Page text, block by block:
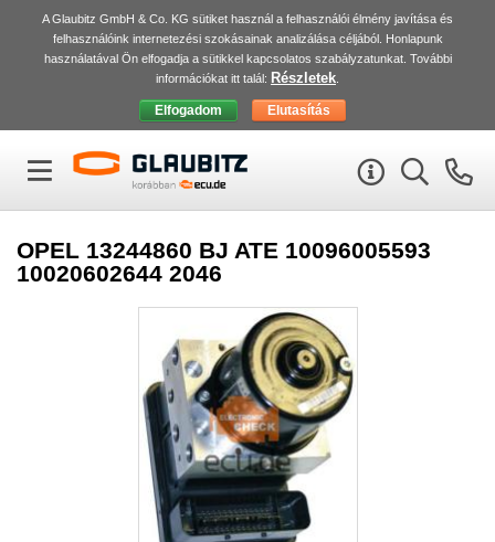
A Glaubitz GmbH & Co. KG sütiket használ a felhasználói élmény javítása és
felhasználóink internetezési szokásainak analizálása céljából. Honlapunk
használatával Ön elfogadja a sütikkel kapcsolatos szabályzatunkat. További
információkat itt talál: Részletek
OPEL 13244860 BJ ATE 10096005593
10020602644 2046